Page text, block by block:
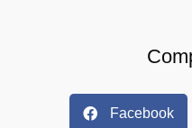
Facebook